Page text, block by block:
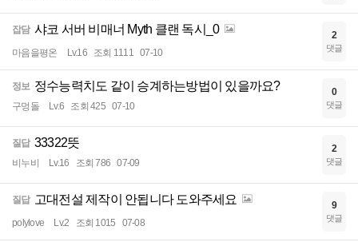
잡담 샤코 서버 비매너 Myth 클랜 독시_0
마음을평온 Lv.16 조회 1111 07-10
2
댓글
정보 정수능력치도 같이 승계하는방법이 있을까요?
구멍돌 Lv.6 조회 425 07-10
0
댓글
질답 33322뜻
비누비 Lv.16 조회 786 07-09
2
댓글
질답 고대전설 제작이 안됩니다 도와주세요
polylove Lv.2 조회 1015 07-08
9
댓글